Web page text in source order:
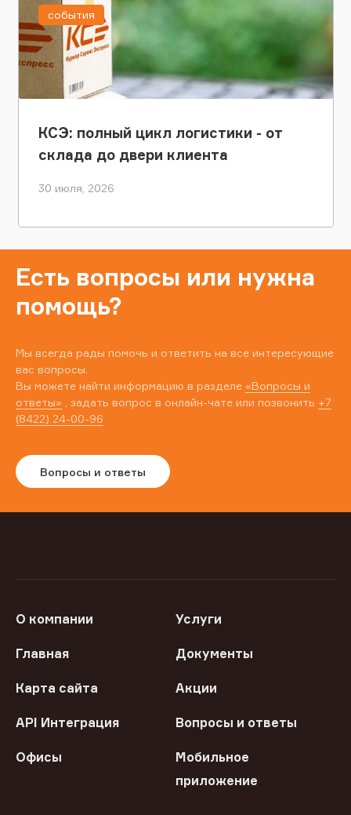
КСЭ: полный цикл логистики - от
склада до двери клиента
30 июля, 2026
события
Есть вопросы или нужна
помощь?
Мы всегда рады помочь и ответить на все интересующие
вас вопросы.
Вы можете найти информацию в разделе «Вопросы и
ответы» , задать вопрос в онлайн-чате или позвонить +7
(8422) 24-00-96
Вопросы и ответы
О компании Услуги
Главная Документы
Карта сайта Акции
API Интеграция Вопросы и ответы
Офисы
Мобильное
приложение